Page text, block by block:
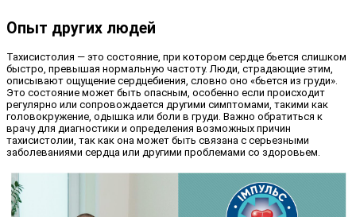
Опыт других людей
Тахисистолия — это состояние, при котором сердце бьется слишком
быстро, превышая нормальную частоту. Люди, страдающие этим,
описывают ощущение сердцебиения, словно оно «бьется из груди».
Это состояние может быть опасным, особенно если происходит
регулярно или сопровождается другими симптомами, такими как
головокружение, одышка или боли в груди. Важно обратиться к
врачу для диагностики и определения возможных причин
тахисистолии, так как она может быть связана с серьезными
заболеваниями сердца или другими проблемами со здоровьем.